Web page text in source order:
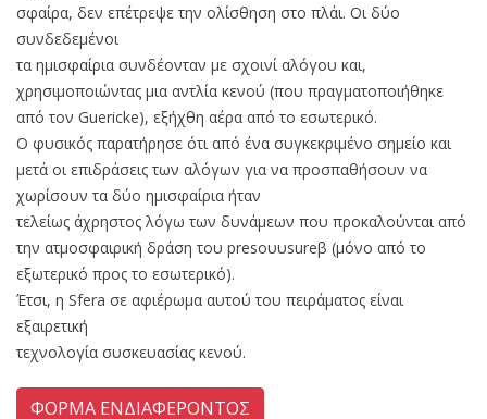
σφαίρα, δεν επέτρεψε την ολίσθηση στο πλάι. Οι δύο
συνδεδεμένοι
τα ημισφαίρια συνδέονταν με σχοινί αλόγου και,
χρησιμοποιώντας μια αντλία κενού (που πραγματοποιήθηκε
από τον Guericke), εξήχθη αέρα από το εσωτερικό.
Ο φυσικός παρατήρησε ότι από ένα συγκεκριμένο σημείο και
μετά οι επιδράσεις των αλόγων για να προσπαθήσουν να
χωρίσουν τα δύο ημισφαίρια ήταν
τελείως άχρηστος λόγω των δυνάμεων που προκαλούνται από
την ατμοσφαιρική δράση του presoυυsureβ (μόνο από το
εξωτερικό προς το εσωτερικό).
Έτσι, η Sfera σε αφιέρωμα αυτού του πειράματος είναι
εξαιρετική
τεχνολογία συσκευασίας κενού.
ΦΟΡΜΑ ΕΝΔΙΑΦΕΡΟΝΤΟΣ